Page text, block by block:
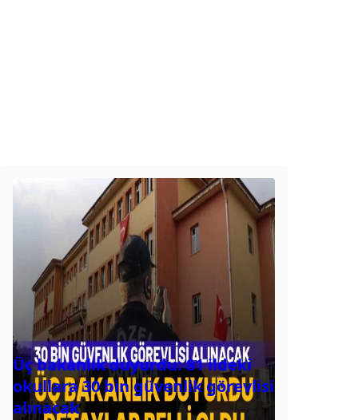
Üç bakanlık duyurdu: 81 ildeki
okullara 30 bin güvenlik görevlisi
alınacak